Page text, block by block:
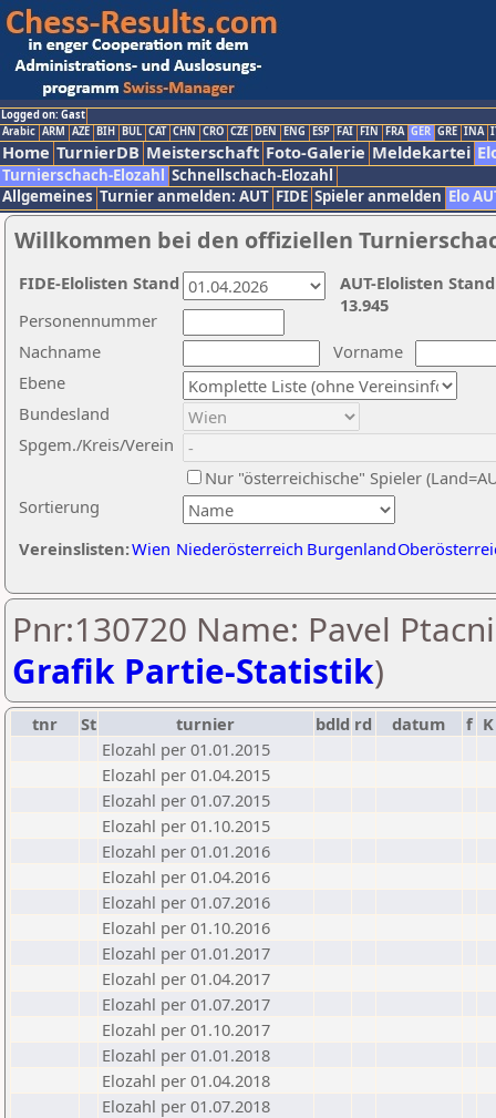
Logged on: Gast
Arabic ARM AZE BIH BUL CAT CHN CRO CZE DEN ENG ESP FAI FIN FRA GER GRE INA
Home TurnierDB Meisterschaft Foto-Galerie Meldekartei
Turnierschach-Elozahl Schnellschach-Elozahl
Allgemeines Turnier anmelden: AUT FIDE Spieler anmelden Elo
Willkommen bei den offiziellen
Nachname
Vorname
Ebene
Sortierung
Personennummer
Bundesland
Spgem./Kreis/Verein
Nur "österreichische" Spieler
Vereinslisten:Wien Niederösterreich Burgenland
AUT-Elolisten
13.945
FIDE-Elolisten Stand
Pnr:130720 Name: Pavel
Grafik Partie-Statistik)
tnr St turnier bdld rd datum f K
Elozahl per 01.01.2015
Elozahl per 01.04.2015
Elozahl per 01.07.2015
Elozahl per 01.10.2015
Elozahl per 01.01.2016
Elozahl per 01.04.2016
Elozahl per 01.07.2016
Elozahl per 01.10.2016
Elozahl per 01.01.2017
Elozahl per 01.04.2017
Elozahl per 01.07.2017
Elozahl per 01.10.2017
Elozahl per 01.01.2018
Elozahl per 01.04.2018
Elozahl per 01.07.2018